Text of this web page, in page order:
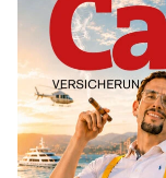
mehr
mehr